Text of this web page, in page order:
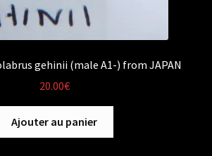
gehinii (male A1-) from JAPAN
20.00€
Ajouter au panier